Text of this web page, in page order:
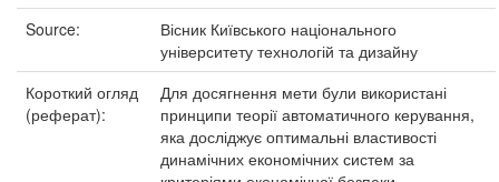
Source:
Вісник Київського національного
університету технологій та дизайну
Короткий огляд
(реферат):
Для досягнення мети були використані
принципи теорії автоматичного керування,
яка досліджує оптимальні властивості
динамічних економічних систем за